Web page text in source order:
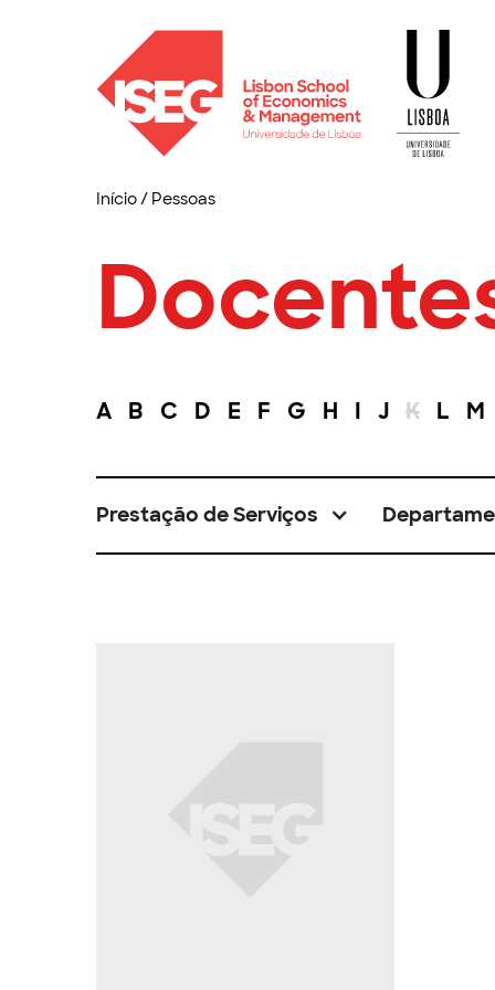
Início/ Pessoas
A B C D E F G H I J K L M
Prestação de Serviços